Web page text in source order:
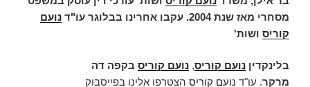
מסחרי מאז שנת 2004. עקבו אחרינו בבלוגר עו"ד
נועם
קוריס ושות'
בלינקדין נועם קוריס, נועם קוריס בקפה דה
מרקר. עו"ד נועם קוריס הצטרפו אלינו בפייסבוק